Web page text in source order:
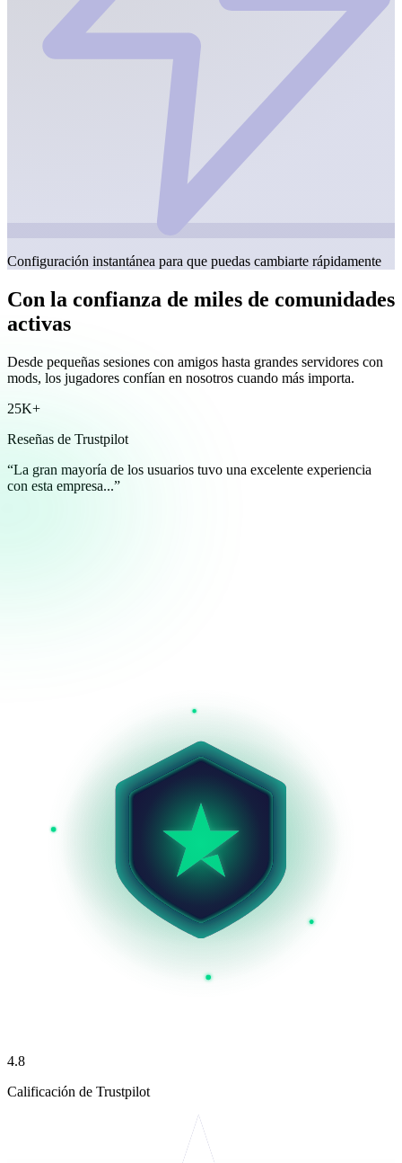
Configuración instantánea para que puedas cambiarte rápidamente
Con la confianza de miles de comunidades
activas
Desde pequeñas sesiones con amigos hasta grandes servidores con
mods, los jugadores confían en nosotros cuando más importa.
25K+
Reseñas de Trustpilot
“La gran mayoría de los usuarios tuvo una excelente experiencia
con esta empresa...”
4.8
Calificación de Trustpilot